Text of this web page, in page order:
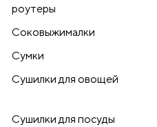
роутеры
Соковыжималки
Сумки
Сушилки для овощей
Сушилки для посуды